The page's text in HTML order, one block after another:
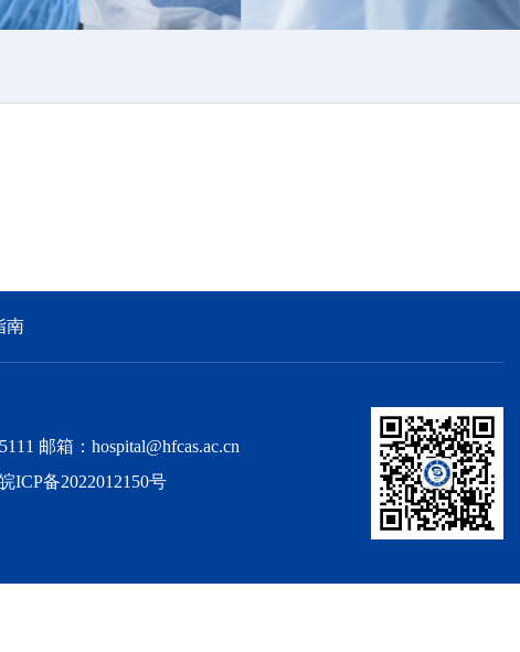
南
邮箱：hospital@hfcas.ac.cn
ICP备2022012150号